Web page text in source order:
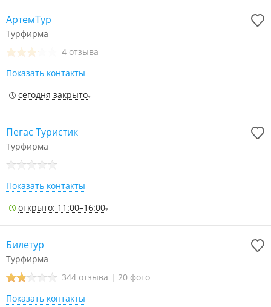
АртемТур
Турфирма
4 отзыва
Показать контакты
сегодня закрыто
Пегас Туристик
Турфирма
Показать контакты
открыто: 11:00–16:00
Билетур
Турфирма
344 отзыва | 20 фото
Показать контакты